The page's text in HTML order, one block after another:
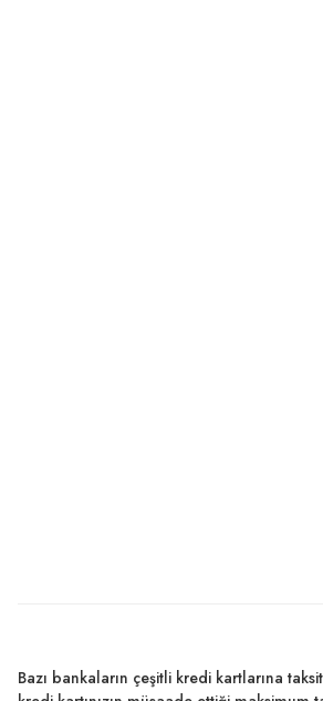
Bazı bankaların çeşitli kredi kartlarına